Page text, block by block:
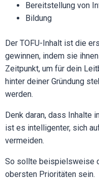
Bereitstellung von
Bildung
Der TOFU-Inhalt ist die
gewinnen, indem sie
Zeitpunkt, um für dein
hinter deiner Gründung
werden.
Denk daran, dass Inhalte
ist es intelligenter, sich
vermeiden.
So sollte beispielsweise
obersten Prioritäten sein.